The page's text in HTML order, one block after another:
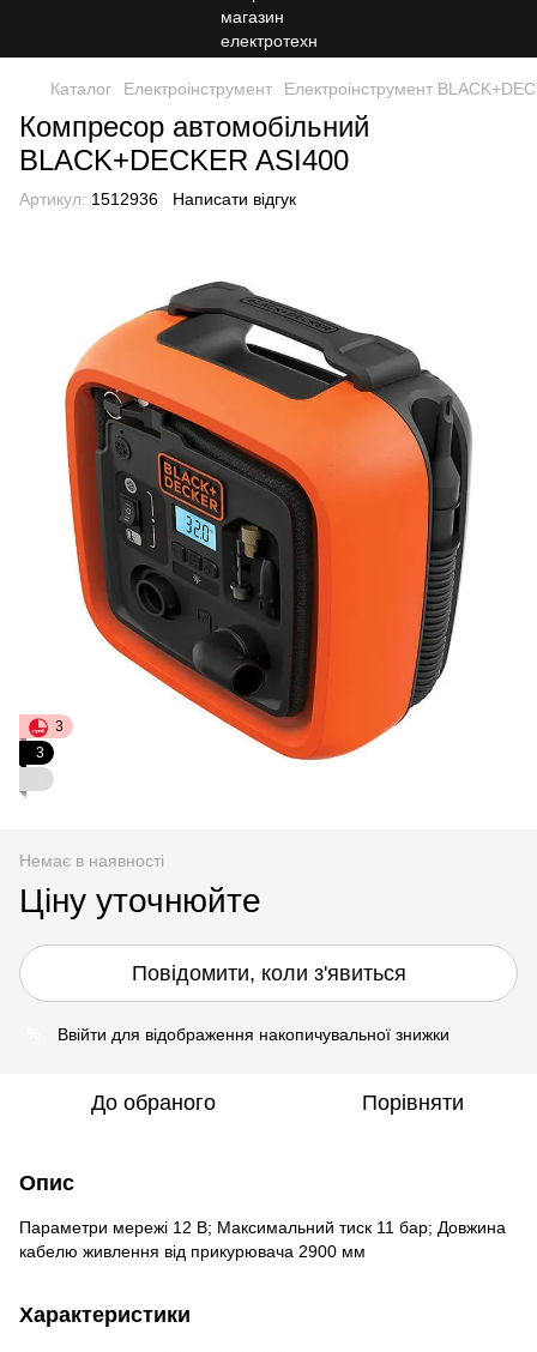
Каталог Електроінструмент Електроінструмент
Компресор автомобільний
BLACK+DECKER ASI400
Артикул: 1512936 Написати відгук
3
3
Немає в наявності
Ціну уточнюйте
Повідомити, коли з'явиться
Ввійти для відображення накопичувальної знижки
До обраного Порівняти
Опис
Параметри мережі 12 В; Максимальний тиск 11 бар; Довжина
кабелю живлення від прикурювача 2900 мм
Характеристики